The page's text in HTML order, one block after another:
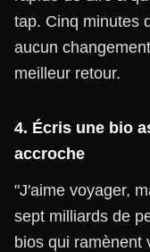
tap. Cinq minutes
aucun
meilleur retour.
4. Écris une bio
accroche
"J'aime voyager,
sept milliards de
bios qui ramènent